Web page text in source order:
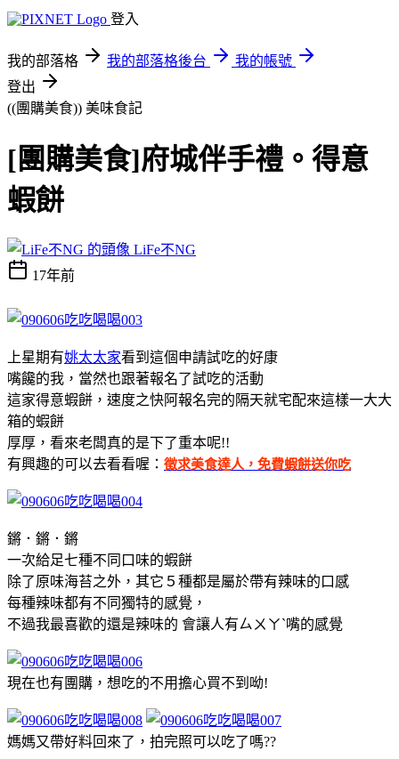
登入
我的部落格 我的部落格後台
我的帳號
登出
((團購美食)) 美味食記
[團購美食]府城伴手禮。得意
蝦餅
LiFe不NG
17年前
上星期有姚太太家看到這個申請試吃的好康
嘴饞的我，當然也跟著報名了試吃的活動
這家得意蝦餅，速度之快阿報名完的隔天就宅配來這樣一大大
箱的蝦餅
厚厚，看來老闆真的是下了重本呢!!
有興趣的可以去看看喔： 徵求美食達人，免費蝦餅送你吃
鏘．鏘．鏘
一次給足七種不同口味的蝦餅
除了原味海苔之外，其它５種都是屬於帶有辣味的口感
每種辣味都有不同獨特的感覺，
不過我最喜歡的還是辣味的 會讓人有ㄙㄨㄚˋ嘴的感覺
現在也有團購，想吃的不用擔心買不到呦!
媽媽又帶好料回來了，拍完照可以吃了嗎??